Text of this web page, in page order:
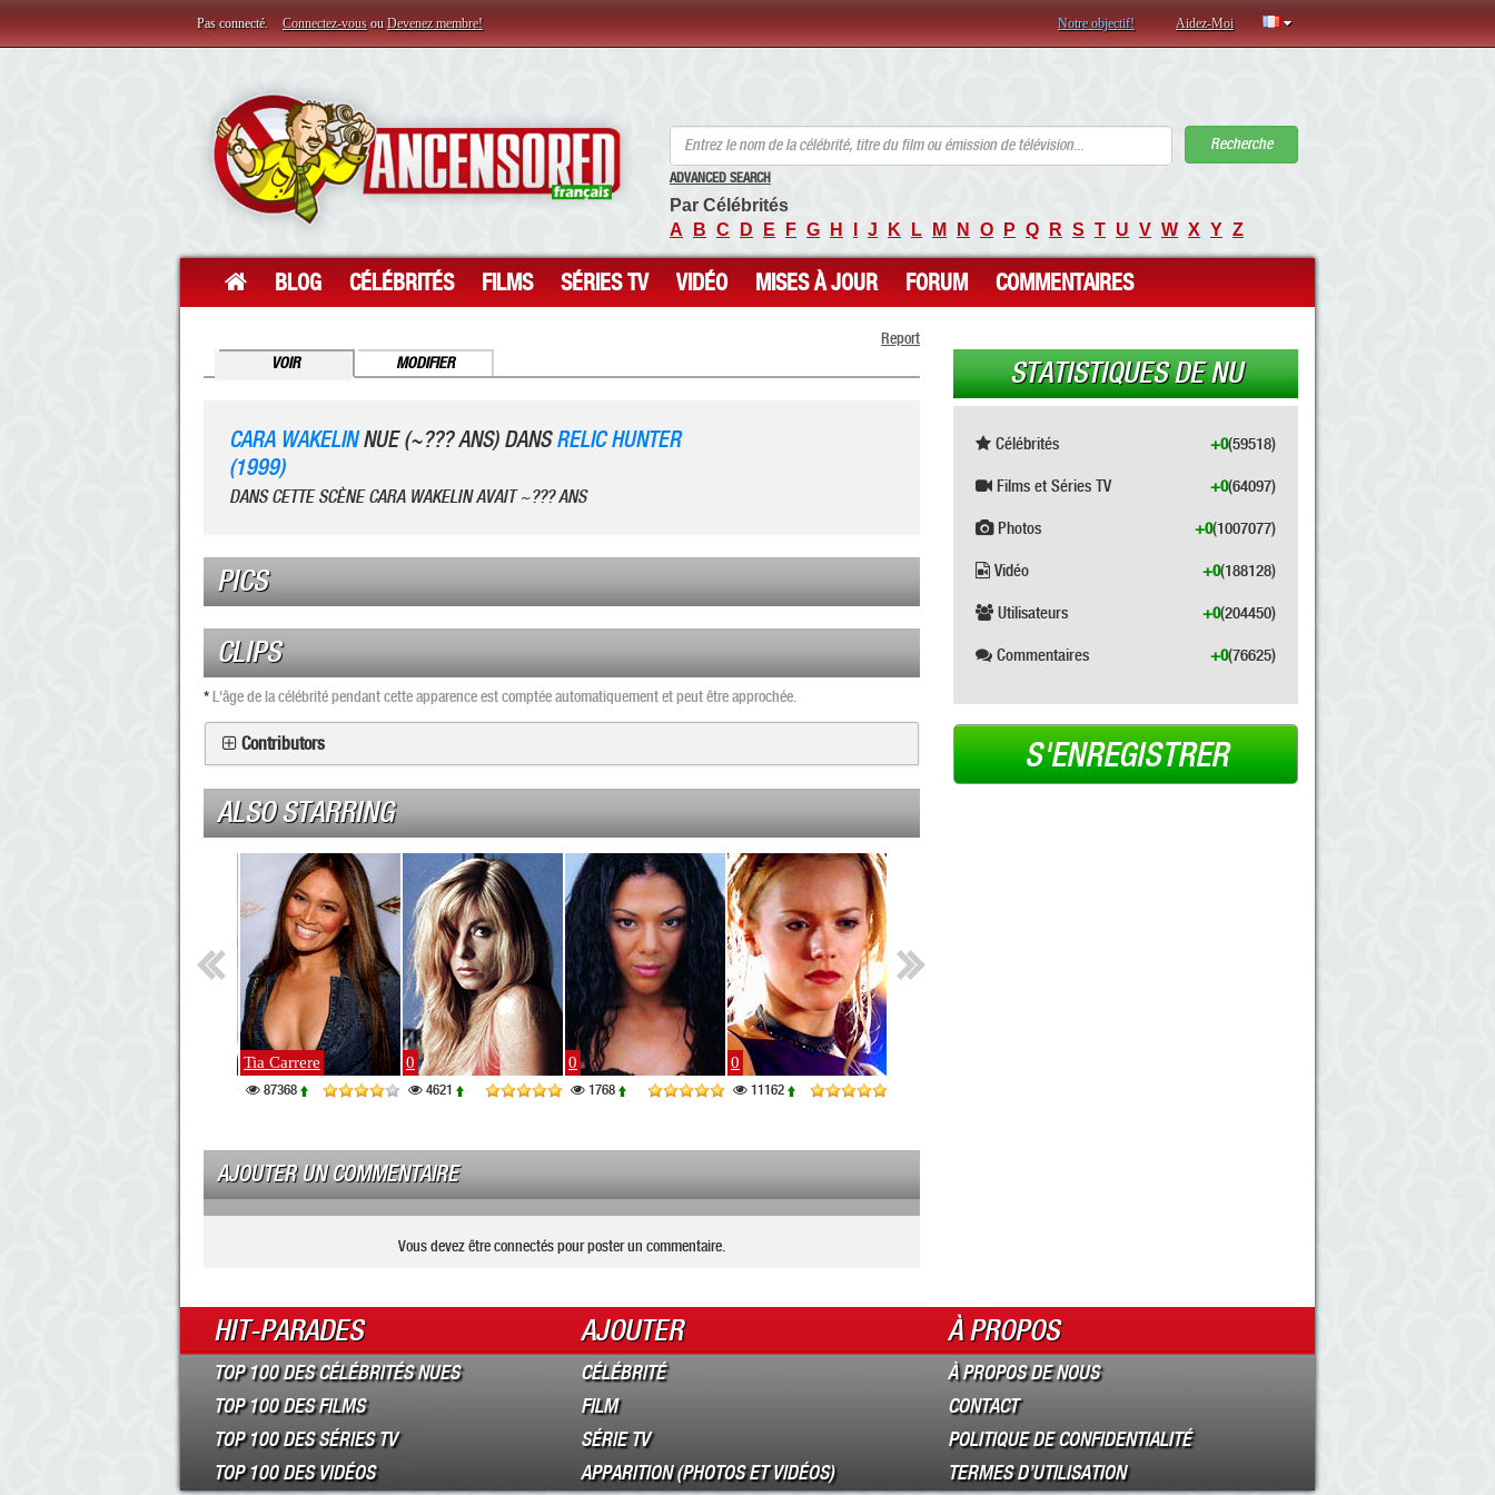
Pas connecté. Connectez-vous ou Devenez membre! Notre objectif! Aidez-Moi
Recherche
ADVANCED SEARCH
Par Célébrités
A
B C D E F G H J K L M N O P Q R S T U V W X Y Z
BLOG CÉLÉBRITÉS FILMS SÉRIES TV VIDÉO MISES À JOUR FORUM COMMENTAIRES
Report
VOIR MODIFIER
CARA WAKELINNUE (~??? ANS) DANSRELIC HUNTER
(1999)
DANS CETTE SCÈNE CARA WAKELIN AVAIT ~??? ANS
PICS
CLIPS
*L'âge de la célébrité pendant cette apparence est comptée automatiquement et peut être approchée.
Contributors
ALSO STARRING
Tia Carrere
87368
0
4621
0
1768
0
11162
AJOUTER UN COMMENTAIRE
Vous devez être connectés pour poster un commentaire.
STATISTIQUES DE NU
Célébrités (59518)
+0
Films et Séries TV (64097)
+0
Photos (1007077)
+0
Vidéo (188128)
+0
Utilisateurs (204450)
+0
Commentaires (76625)
+0
S'ENREGISTRER
HIT-PARADES
TOP 100 DES CÉLÉBRITÉS NUES
TOP 100 DES FILMS
TOP 100 DES SÉRIES TV
TOP 100 DES VIDÉOS
AJOUTER
CÉLÉBRITÉ
FILM
SÉRIE TV
APPARITION (PHOTOS ET VIDÉOS)
À PROPOS
À PROPOS DE NOUS
CONTACT
POLITIQUE DE CONFIDENTIALITÉ
TERMES D’UTILISATION